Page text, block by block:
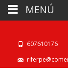
607610176
MENÚ